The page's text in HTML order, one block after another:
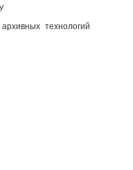
технологий